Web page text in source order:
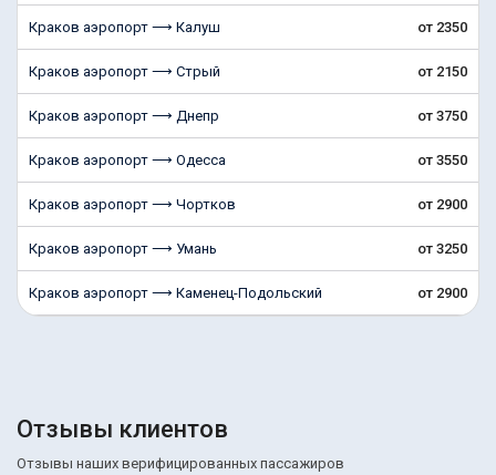
Краков аэропорт ⟶ Калуш от 2350
Краков аэропорт ⟶ Стрый от 2150
Краков аэропорт ⟶ Днепр от 3750
Краков аэропорт ⟶ Одесса от 3550
Краков аэропорт ⟶ Чортков от 2900
Краков аэропорт ⟶ Умань от 3250
Краков аэропорт ⟶ Каменец-Подольский от 2900
Отзывы клиентов
Отзывы наших верифицированных пассажиров